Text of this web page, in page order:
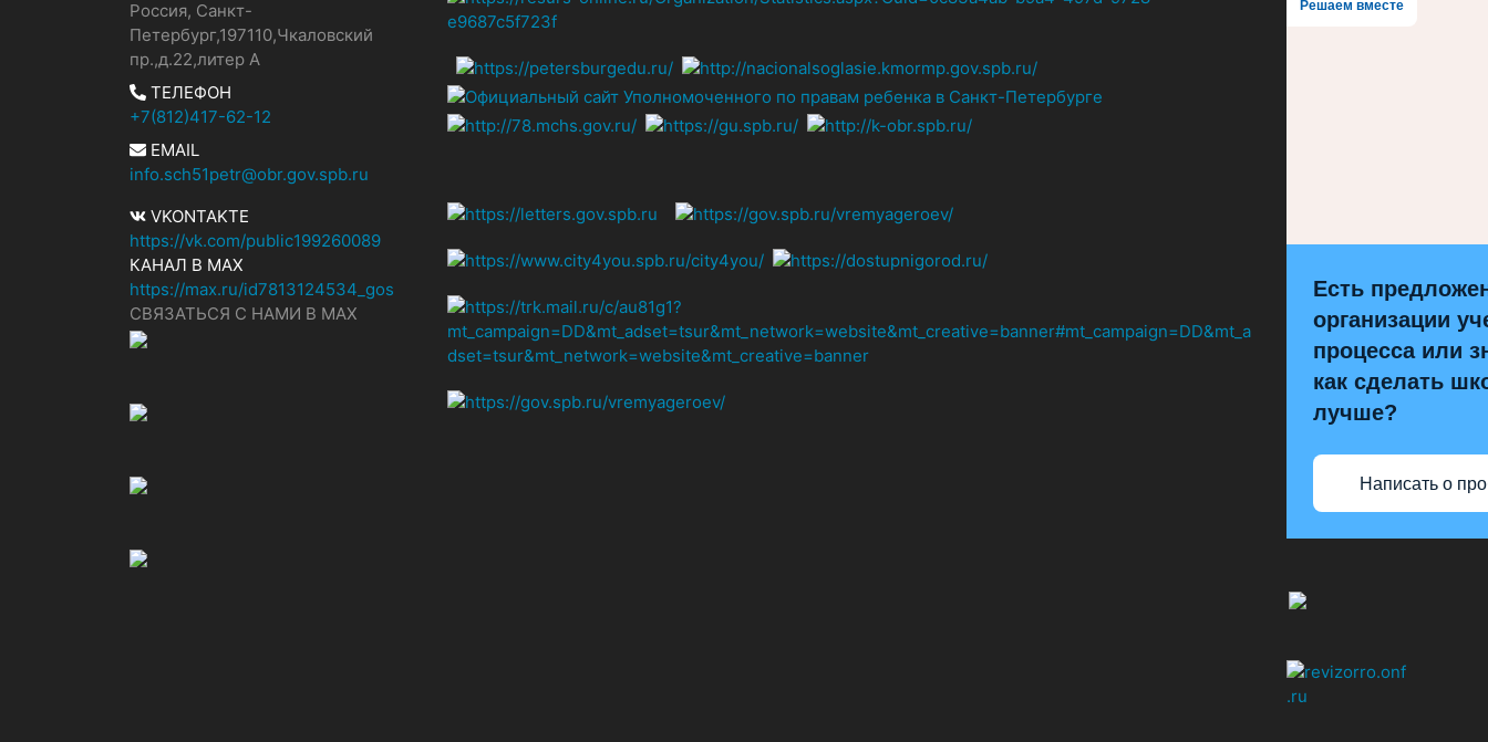
Россия, Санкт-
Петербург,197110,Чкаловский
пр.,д.22,литер А
ТЕЛЕФОН
+7(812)417-62-12
EMAIL
info.sch51petr@obr.gov.spb.ru
VKONTAKTE
https://vk.com/public199260089
КАНАЛ В MAX
https://max.ru/id7813124534_gos
СВЯЗАТЬСЯ С НАМИ В МАХ
Решаем вместе
Есть
организации
процесса или
как сделать
лучше?
Написать о